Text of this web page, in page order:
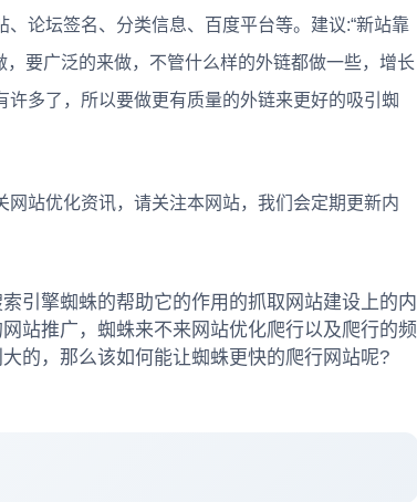
论坛签名、分类信息、百度平台等。建议:“新站靠
要广泛的来做，不管什么样的外链都做一些，增长
多了，所以要做更有质量的外链来更好的吸引蜘
站优化资讯，请关注本网站，我们会定期更新内
引擎蜘蛛的帮助它的作用的抓取网站建设上的内
站推广，蜘蛛来不来网站优化爬行以及爬行的频
的，那么该如何能让蜘蛛更快的爬行网站呢?